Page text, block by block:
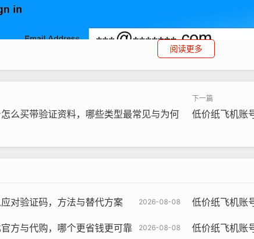
阅读更多
么买带验证资料，哪些类型最常见与为何
低价纸飞机账
2026-08-08
对验证码，方法与替代方案 低价纸飞机账号
2026-08-08
方与代购，哪个更省钱更可靠 低价纸飞机账